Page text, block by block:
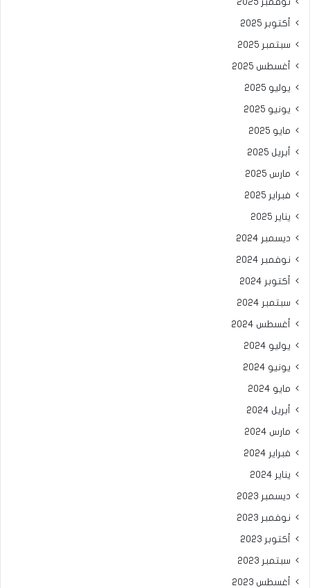
أكتوبر 2025
سبتمبر 2025
أغسطس 2025
يوليو 2025
يونيو 2025
مايو 2025
أبريل 2025
مارس 2025
فبراير 2025
يناير 2025
ديسمبر 2024
نوفمبر 2024
أكتوبر 2024
سبتمبر 2024
أغسطس 2024
يوليو 2024
يونيو 2024
مايو 2024
أبريل 2024
مارس 2024
فبراير 2024
يناير 2024
ديسمبر 2023
نوفمبر 2023
أكتوبر 2023
سبتمبر 2023
أغسطس 2023